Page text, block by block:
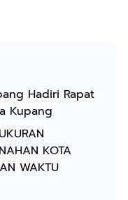
Hadiri Rapat
Kupang
KOTA
WAKTU